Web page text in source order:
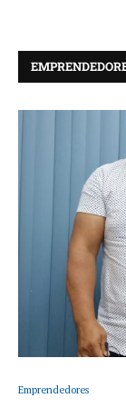
Emprendedores